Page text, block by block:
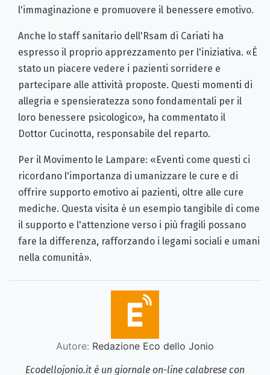
l'immaginazione e promuovere il benessere emotivo.
Anche lo staff sanitario dell'Rsam di Cariati ha
espresso il proprio apprezzamento per l'iniziativa. «È
stato un piacere vedere i pazienti sorridere e
partecipare alle attività proposte. Questi momenti di
allegria e spensieratezza sono fondamentali per il
loro benessere psicologico», ha commentato il
Dottor Cucinotta, responsabile del reparto.
Per il Movimento le Lampare: «Eventi come questi ci
ricordano l'importanza di umanizzare le cure e di
offrire supporto emotivo ai pazienti, oltre alle cure
mediche. Questa visita è un esempio tangibile di come
il supporto e l'attenzione verso i più fragili possano
fare la differenza, rafforzando i legami sociali e umani
nella comunità».
Autore: Redazione Eco dello Jonio
Ecodellojonio.it è un giornale on-line calabrese con